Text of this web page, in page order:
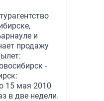
и
продажу
-
15 мая 2010
в две недели.